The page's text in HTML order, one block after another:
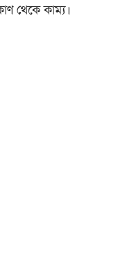
থেকে কাম্য।